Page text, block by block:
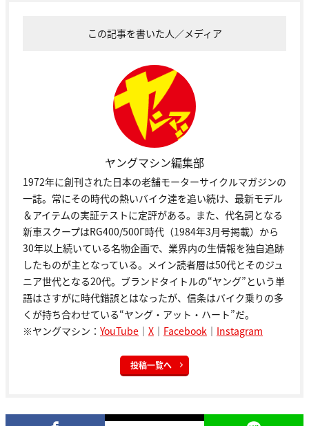
この記事を書いた人／メディア
ヤングマシン編集部
1972年に創刊された日本の老舗モーターサイクルマガジンの
一誌。常にその時代の熱いバイク達を追い続け、最新モデル
＆アイテムの実証テストに定評がある。また、代名詞となる
新車スクープはRG400/500Γ時代（1984年3月号掲載）から
30年以上続いている名物企画で、業界内の生情報を独自追跡
したものが主となっている。メイン読者層は50代とそのジュ
ニア世代となる20代。ブランドタイトルの“ヤング”という単
語はさすがに時代錯誤とはなったが、信条はバイク乗りの多
くが持ち合わせている“ヤング・アット・ハート”だ。
※ヤングマシン： YouTube ｜ X ｜ Facebook ｜ Instagram
投稿一覧へ